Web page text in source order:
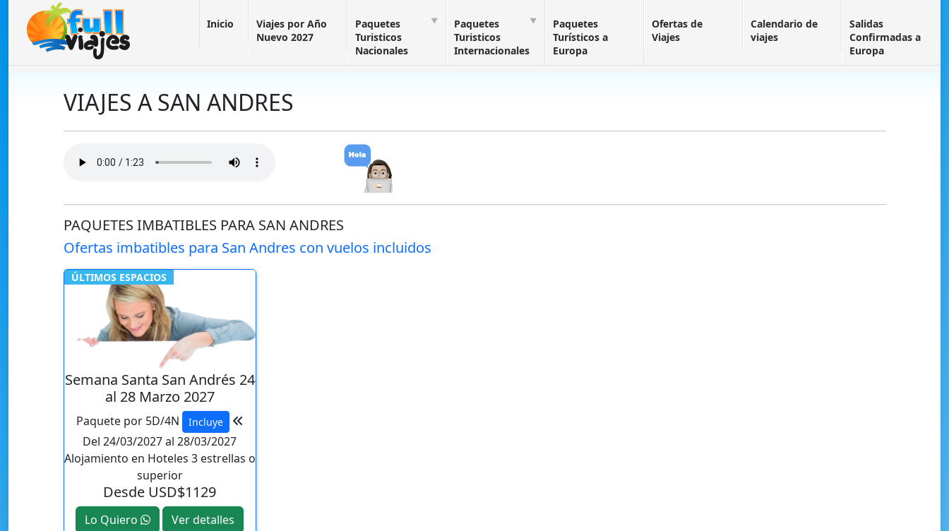
Inicio
Viajes por Año
Nuevo 2027
Paquetes
Turisticos
Nacionales
Paquetes
Turisticos
Internacionales
Paquetes
Turísticos a
Europa
Ofertas de
Viajes
Calendario de
viajes
Salidas
Confirmadas a
Europa
VIAJES A SAN ANDRES
PAQUETES IMBATIBLES PARA SAN ANDRES
Ofertas imbatibles para San Andres con vuelos incluidos
ÚLTIMOS ESPACIOS
Semana Santa San Andrés 24
al 28 Marzo 2027
Paquete por 5D/4N Incluye
Del 24/03/2027 al 28/03/2027
Alojamiento en Hoteles 3 estrellas o
superior
Desde USD$1129
Lo Quiero Ver detalles